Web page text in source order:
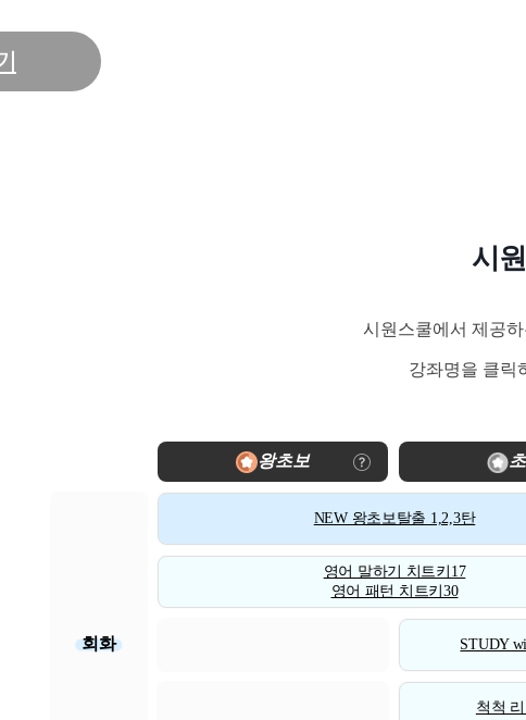
시
시원스쿨에서 제공
강좌명을 클릭
왕초보
회화
NEW 왕초보탈출 1,2,3탄
영어 말하기 치트키17
영어 패턴 치트키30
STUDY
척척